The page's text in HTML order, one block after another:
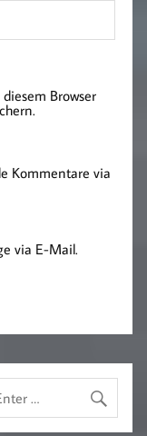
Browser
Kommentare via
via E-Mail.